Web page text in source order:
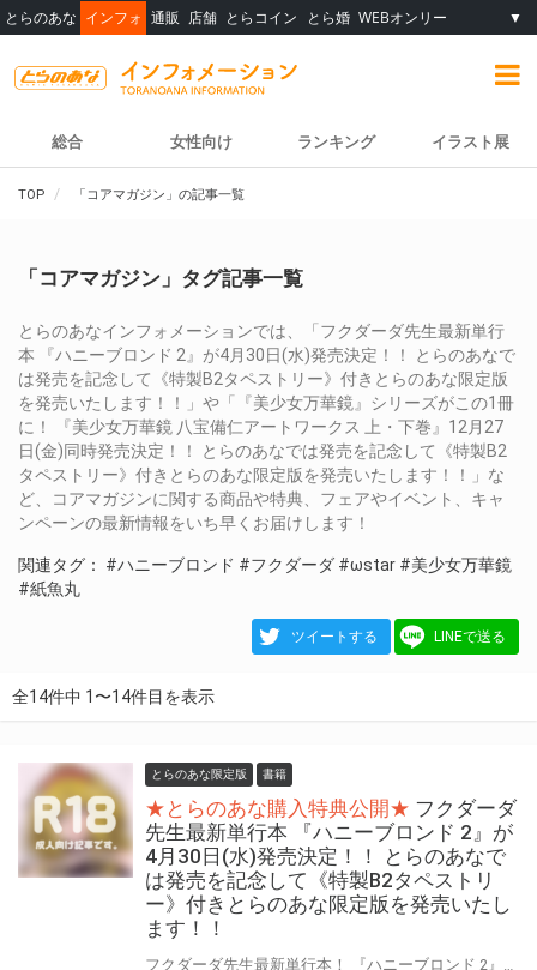
とらのあな インフォ 通販 店舗 とらコイン とら婚 WEBオンリー ▼
総合 女性向け ランキング イラスト展
TOP 「コアマガジン」の記事一覧
「コアマガジン」タグ記事一覧
とらのあなインフォメーションでは、「フクダーダ先生最新単行
本 『ハニーブロンド 2』が4月30日(水)発売決定！！ とらのあなで
は発売を記念して《特製B2タペストリー》付きとらのあな限定版
を発売いたします！！」や「『美少女万華鏡』シリーズがこの1冊
に！ 『美少女万華鏡 八宝備仁アートワークス 上・下巻』12月27
日(金)同時発売決定！！ とらのあなでは発売を記念して《特製B2
タペストリー》付きとらのあな限定版を発売いたします！！」な
ど、コアマガジンに関する商品や特典、フェアやイベント、キャ
ンペーンの最新情報をいち早くお届けします！
関連タグ： #ハニーブロンド #フクダーダ #ωstar #美少女万華鏡
#紙魚丸
ツイートする LINEで送る
全14件中 1〜14件目を表示
とらのあな限定版 書籍
★とらのあな購入特典公開★ フクダーダ
先生最新単行本 『ハニーブロンド 2』が
4月30日(水)発売決定！！ とらのあなで
は発売を記念して《特製B2タペストリ
ー》付きとらのあな限定版を発売いたし
ます！！